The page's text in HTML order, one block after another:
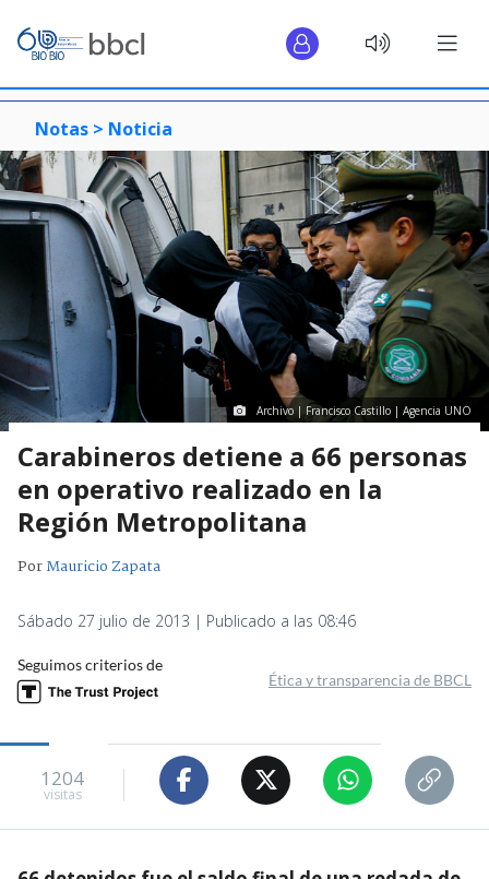
Notas > Noticia
Archivo | Francisco Castillo | Agencia UNO
Carabineros detiene a 66 personas
en operativo realizado en la
Región Metropolitana
PorMauricio Zapata
Sábado 27 julio de 2013 | Publicado a las 08:46
Seguimos criterios de
Ética y transparencia de BBCL
1204
visitas